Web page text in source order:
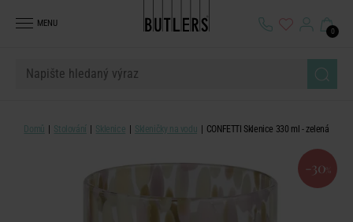
MENU
0
Domů Stolování Sklenice Skleničky na vodu CONFETTI Sklenice 330 ml - zelená
-30 %